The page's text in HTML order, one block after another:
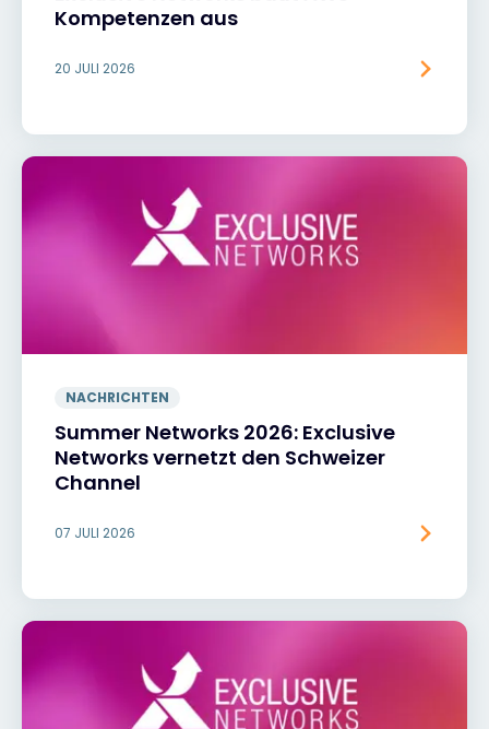
Kompetenzen aus
20 JULI 2026
NACHRICHTEN
Summer Networks 2026: Exclusive
Networks vernetzt den Schweizer
Channel
07 JULI 2026